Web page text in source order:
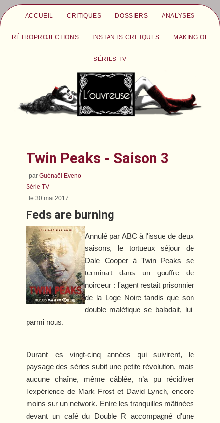
ACCUEIL CRITIQUES DOSSIERS ANALYSES
RÉTROPROJECTIONS INSTANTS CRITIQUES MAKING OF
SÉRIES TV
Twin Peaks - Saison 3
parGuénaël Eveno
Série TV
le 30 mai 2017
Feds are burning
Annulé par ABC à l'issue de deux
saisons, le tortueux séjour de
Dale Cooper à Twin Peaks se
terminait dans un gouffre de
noirceur : l'agent restait prisonnier
de la Loge Noire tandis que son
double maléfique se baladait, lui,
parmi nous.
Durant les vingt-cinq années qui suivirent, le
paysage des séries subit une petite révolution, mais
aucune chaîne, même câblée, n’a pu récidiver
l'expérience de Mark Frost et David Lynch, encore
moins sur un network. Entre les tranquilles mâtinées
devant un café du Double R accompagné d'une